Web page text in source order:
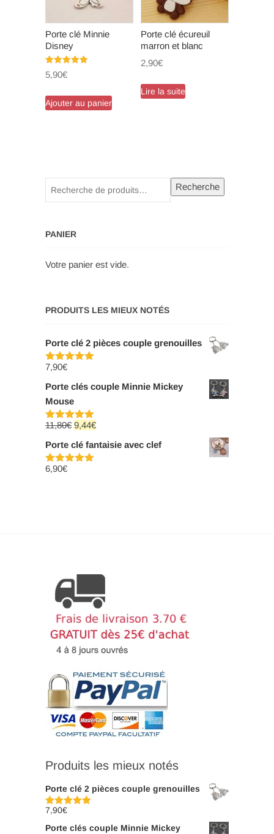
Porte clé Minnie
Disney
Note
5.00
5,90€
Ajouter au panier
Porte clé écureuil
marron et blanc
2,90€
Lire la suite
Recherche
pour :
Recherche
PANIER
Votre panier est vide.
PRODUITS LES MIEUX NOTÉS
Porte clé 2 pièces couple grenouilles
Note
7,90€
Porte clés couple Minnie Mickey
Mouse
Note5.00
11,80€ Le
prix
initial
9,44€Le
prix
Porte clé fantaisie avec clef
Note
6,90€
Produits les mieux notés
Porte clé 2 pièces couple grenouilles
Note5.00
7,90€
Porte clés couple Minnie Mickey